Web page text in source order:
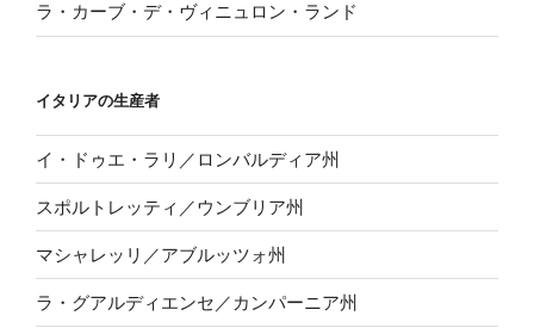
ラ・カーブ・デ・ヴィニュロン・ランド
イタリアの生産者
イ・ドゥエ・ラリ／ロンバルディア州
スポルトレッティ／ウンブリア州
マシャレッリ／アブルッツォ州
ラ・グアルディエンセ／カンパーニア州